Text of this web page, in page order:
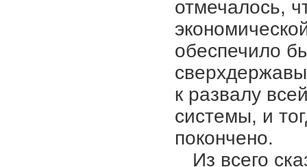
отмечалось,
обеспечило
к развалу
системы, и
покончено.
Из всего